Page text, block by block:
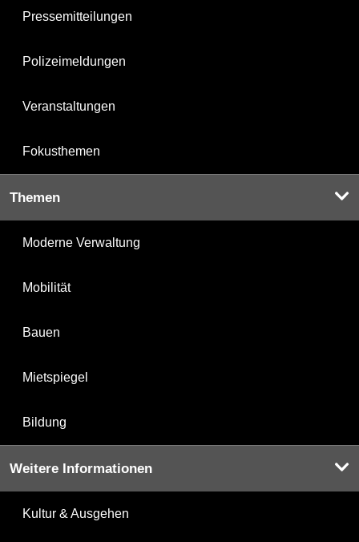
Pressemitteilungen
Polizeimeldungen
Veranstaltungen
Fokusthemen
Themen
Moderne Verwaltung
Mobilität
Bauen
Mietspiegel
Bildung
Weitere Informationen
Kultur & Ausgehen